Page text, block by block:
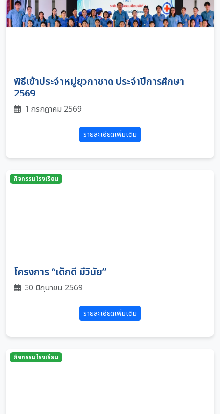
พิธีเข้าประจำหมู่ยุวกาชาด ประจำปีการศึกษา
2569
1 กรกฎาคม 2569
รายละเอียดเพิ่มเติม
กิจกรรมโรงเรียน
โครงการ “เด็กดี มีวินัย”
30 มิถุนายน 2569
รายละเอียดเพิ่มเติม
กิจกรรมโรงเรียน